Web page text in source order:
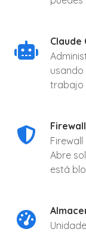
Claude
usando
trabajo
Abre
está